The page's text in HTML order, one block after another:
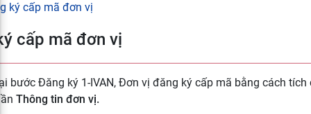
ký cấp mã đơn vị
cấp mã đơn vị
bước Đăng ký 1-IVAN, Đơn vị đăng ký cấp mã bằng cách
Thông tin đơn vị.